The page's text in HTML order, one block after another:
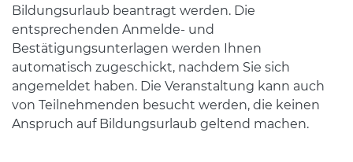
Bildungsurlaub beantragt werden. Die
entsprechenden Anmelde- und
Bestätigungsunterlagen werden Ihnen
automatisch zugeschickt, nachdem Sie sich
angemeldet haben. Die Veranstaltung kann auch
von Teilnehmenden besucht werden, die keinen
Anspruch auf Bildungsurlaub geltend machen.